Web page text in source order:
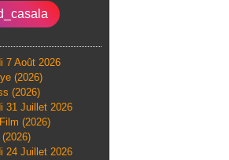
7 Août 2026
(2026)
(2026)
31 Juillet 2026
(2026)
24 Juillet 2026